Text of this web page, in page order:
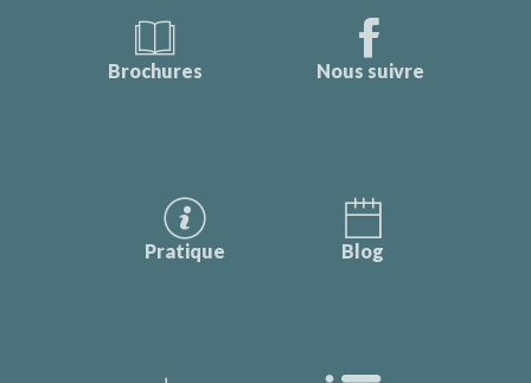
Brochures Nous suivre
Pratique Blog